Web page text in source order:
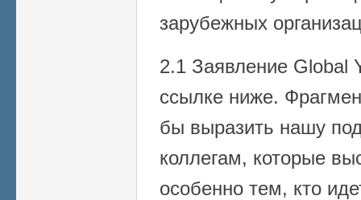
зарубежных
2.1 Заявление Global
ссылке ниже.
бы выразить нашу
коллегам, которые
особенно тем, кто